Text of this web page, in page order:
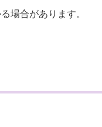
場合があります。